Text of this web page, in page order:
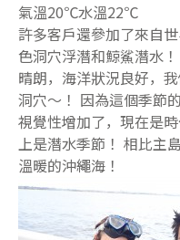
氣溫20℃水溫22℃
許多客戶還參加了來自
色洞穴浮潛和鯨鯊潛水
晴朗，海洋狀況良好，
洞穴〜！ 因為這個季節
視覺性增加了，現在是
上是潛水季節！ 相比主
溫暖的沖繩海！